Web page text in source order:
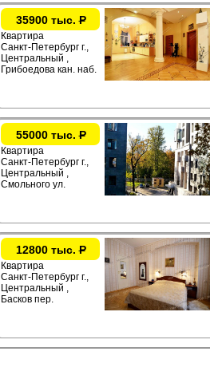
35900 тыс.Р
Квартира
Санкт-Петербург г.,
Центральный ,
Грибоедова кан. наб.
55000 тыс.Р
Квартира
Санкт-Петербург г.,
Центральный ,
Смольного ул.
12800 тыс.Р
Квартира
Санкт-Петербург г.,
Центральный ,
Басков пер.